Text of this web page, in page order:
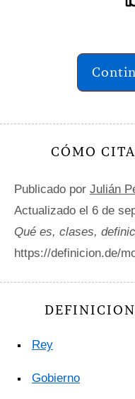
CÓMO
Publicado por Julián
Actualizado el 6 de
Qué es, clases,
https://definicion.de/
Rey
Gobierno